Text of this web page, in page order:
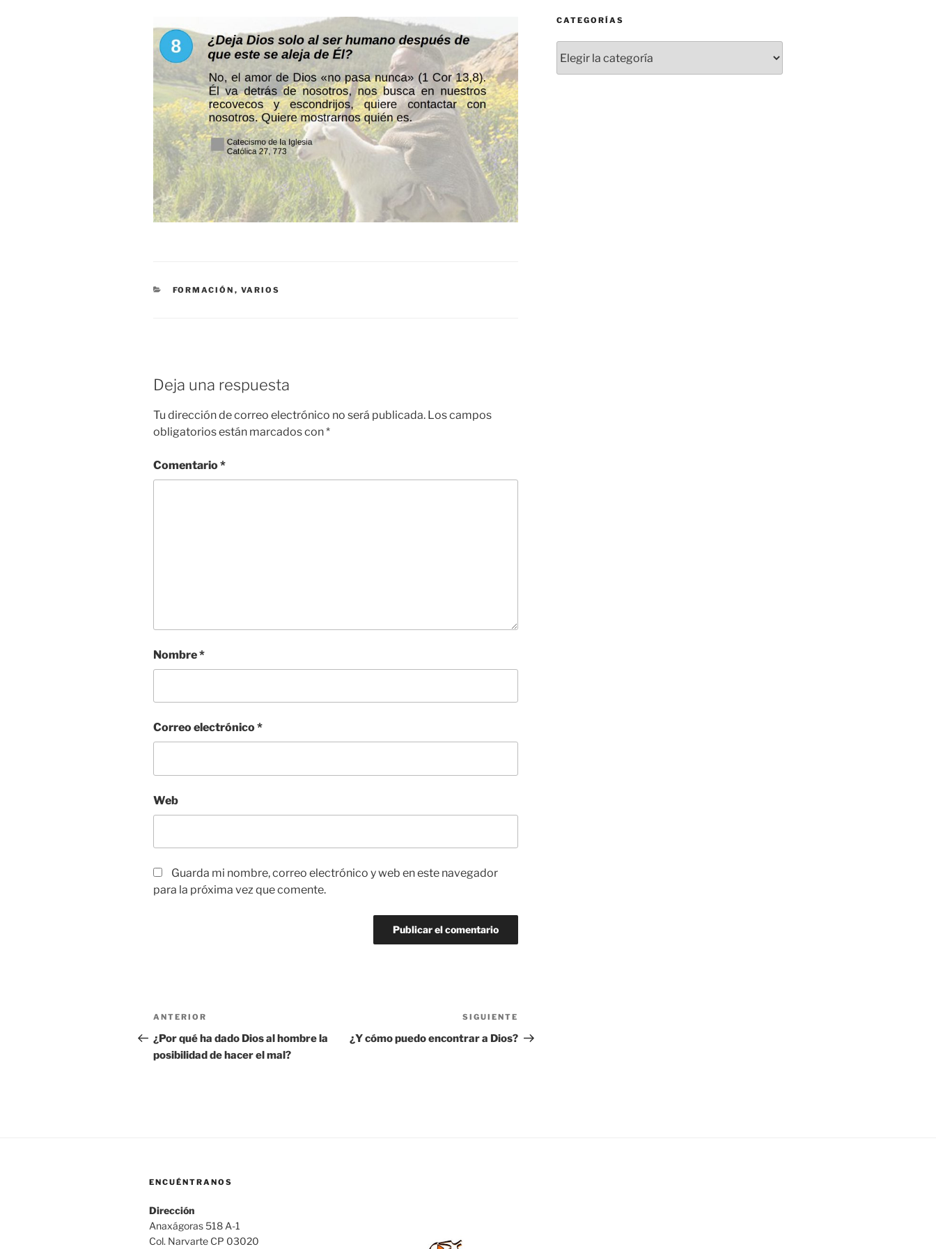
CATEGORÍAS
FORMACIÓN , VARIOS
Deja una respuesta
Tu dirección de correo electrónico no será publicada. Los campos
obligatorios están marcados con*
Comentario*
Nombre*
Correo electrónico*
Web
Guarda mi nombre, correo electrónico y web en este navegador
para la próxima vez que comente.
Navegación
de
entradas
Entrada
anterior:
ANTERIOR
¿Por qué ha dado Dios al hombre la
posibilidad de hacer el mal?
entrada
SIGUIENTE
¿Y cómo puedo encontrar a Dios?
CATEGORÍAS
ENCUÉNTRANOS
Dirección
Anaxágoras 518 A-1
Col. Narvarte CP 03020